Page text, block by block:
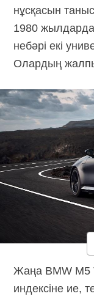
нұсқасын
1980
небәрі екі
Олардың
Жаңа BMW M5
индексіне ие,